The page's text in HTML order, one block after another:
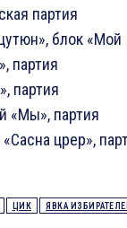
партия
блок «Мой
партия
партия
«Мы», партия
црер»,
ЦИК ЯВКА